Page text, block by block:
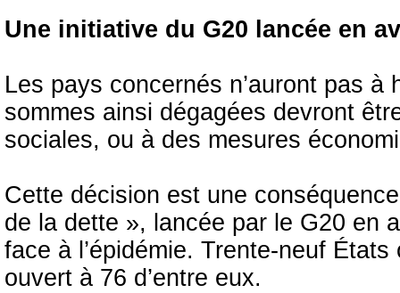
Une initiative du G20 lancée en
Les pays concernés n’auront pas
sommes ainsi dégagées devront
sociales, ou à des mesures
Cette décision est une
de la dette », lancée par le G20 en
face à l’épidémie. Trente-neuf
ouvert à 76 d’entre eux.